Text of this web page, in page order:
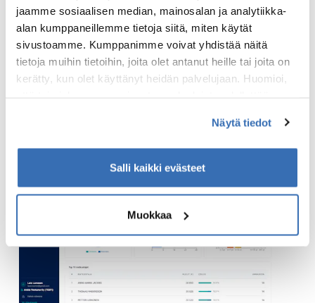
jaamme sosiaalisen median, mainosalan ja analytiikka-
alan kumppaneillemme tietoja siitä, miten käytät
sivustoamme. Kumppanimme voivat yhdistää näitä
tietoja muihin tietoihin, joita olet antanut heille tai joita on
kerätty, kun olet käyttänyt heidän palvelujaan. Huomioi,
Näytä tiedot
Salli kaikki evästeet
Muokkaa
”Kun matkustava työntekijä vaihtaa roolia kuluttaja-
asiakkaasta yritysasiakkaaksi, miksi hänelle pitäisi
tarjota paljon kankeampi käyttäjäkokemus kuin mitä
hän saa kuluttajana?”, Nummi kysyy.